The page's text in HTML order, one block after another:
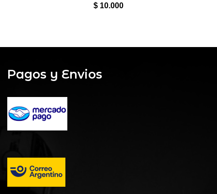
$ 10.000
Pagos y Envios